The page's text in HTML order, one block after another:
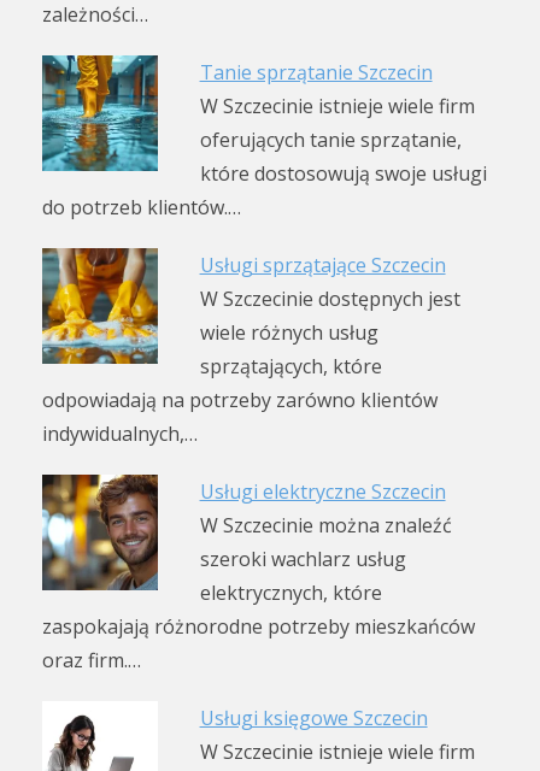
zależności…
Tanie sprzątanie Szczecin
W Szczecinie istnieje wiele firm
oferujących tanie sprzątanie,
które dostosowują swoje usługi
do potrzeb klientów.…
Usługi sprzątające Szczecin
W Szczecinie dostępnych jest
wiele różnych usług
sprzątających, które
odpowiadają na potrzeby zarówno klientów
indywidualnych,…
Usługi elektryczne Szczecin
W Szczecinie można znaleźć
szeroki wachlarz usług
elektrycznych, które
zaspokajają różnorodne potrzeby mieszkańców
oraz firm.…
Usługi księgowe Szczecin
W Szczecinie istnieje wiele firm